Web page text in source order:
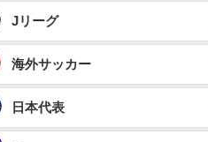
Jリーグ
海外サッカー
日本代表